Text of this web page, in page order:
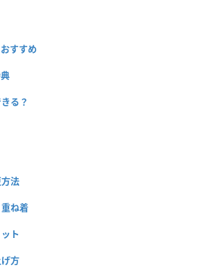
すすめ
る？
法
ね着
ト
方